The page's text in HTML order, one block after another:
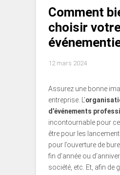
Comment
choisir
12 mars 2024
Assurez une bonne
entreprise. L’
d’événements
incontournable pour ce
être pour les
pour l’ouverture de
fin d’année ou
société, etc. Et, afin de